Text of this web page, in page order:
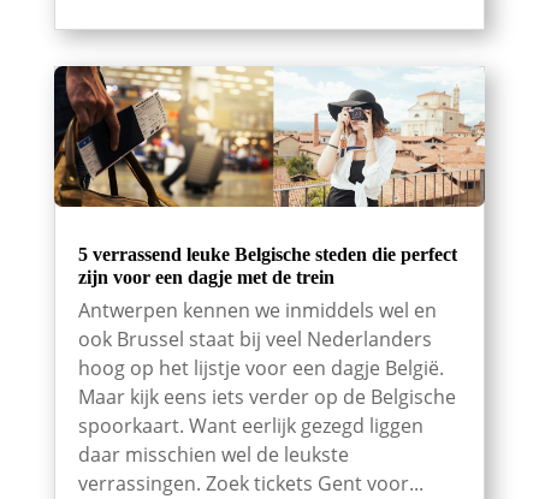
5 verrassend leuke Belgische steden die perfect
zijn voor een dagje met de trein
Antwerpen kennen we inmiddels wel en
ook Brussel staat bij veel Nederlanders
hoog op het lijstje voor een dagje België.
Maar kijk eens iets verder op de Belgische
spoorkaart. Want eerlijk gezegd liggen
daar misschien wel de leukste
verrassingen. Zoek tickets Gent voor...